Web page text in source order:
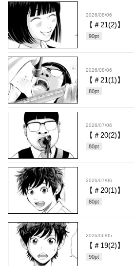
2026/08/06
【＃21(2)】
90pt
2026/08/06
【＃21(1)】
80pt
2026/07/06
【＃20(2)】
80pt
2026/07/06
【＃20(1)】
80pt
2026/06/05
【＃19(2)】
90pt